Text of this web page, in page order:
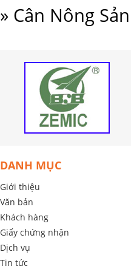
» Cân Nông
DANH MỤC
Giới thiệu
Văn bản
Khách hàng
Giấy chứng nhận
Dịch vụ
Tin tức